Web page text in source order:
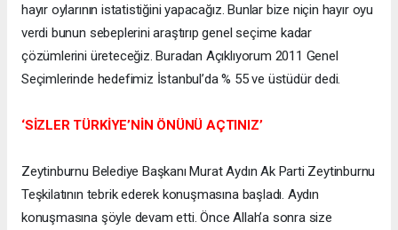
hayır oylarının istatistiğini yapacağız. Bunlar bize niçin hayır oyu
verdi bunun sebeplerini araştırıp genel seçime kadar
çözümlerini üreteceğiz. Buradan Açıklıyorum 2011 Genel
Seçimlerinde hedefimiz İstanbul’da % 55 ve üstüdür dedi.
‘SİZLER TÜRKİYE’NİN ÖNÜNÜ AÇTINIZ’
Zeytinburnu Belediye Başkanı Murat Aydın Ak Parti Zeytinburnu
Teşkilatının tebrik ederek konuşmasına başladı. Aydın
konuşmasına şöyle devam etti. Önce Allah’a sonra size